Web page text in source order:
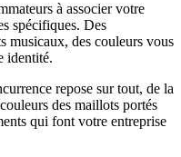
à associer votre
spécifiques. Des
musicaux, des couleurs vous
identité.
repose sur tout, de la
des maillots portés
qui font votre entreprise